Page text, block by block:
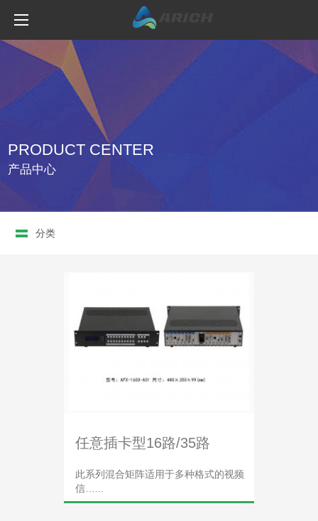
PRODUCT CENTER
产品中心
分类
任意插卡型16路/35路
此系列混合矩阵适用于多种格式的视频
信…...